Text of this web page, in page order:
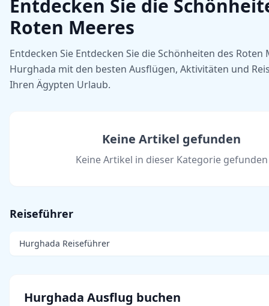
Entdecken Sie die
Roten Meeres
Entdecken Sie Entdecken Sie die Schönheiten des Roten
Hurghada mit den besten Ausflügen, Aktivitäten und
Ihren Ägypten Urlaub.
Keine Artikel gefunden
Keine Artikel in dieser Kategorie gefunden
Reiseführer
Hurghada Reiseführer
Hurghada Ausflug buchen